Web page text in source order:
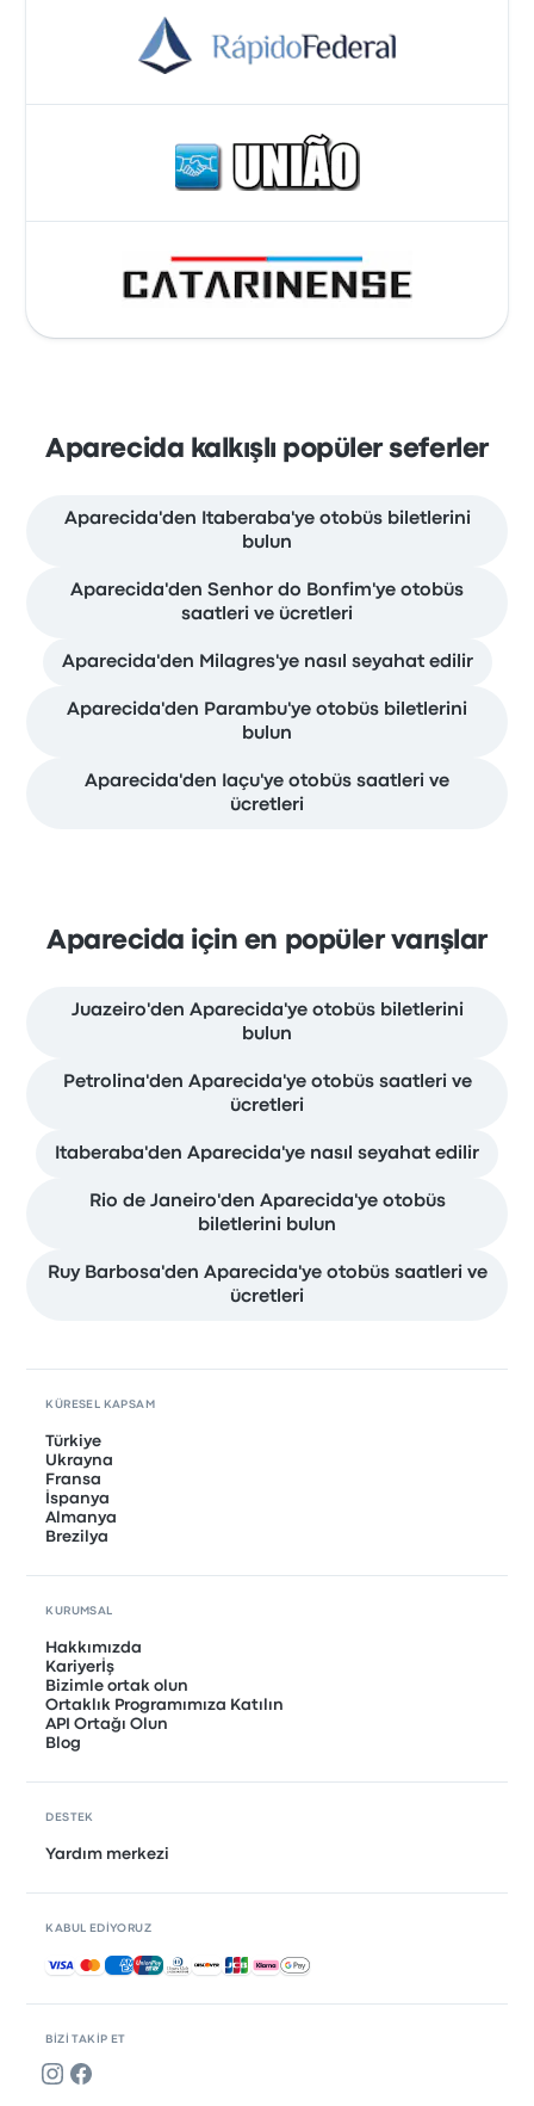
Aparecida kalkışlı popüler seferler
Aparecida'den Itaberaba'ye otobüs biletlerini
bulun
Aparecida'den Senhor do Bonfim'ye otobüs
saatleri ve ücretleri
Aparecida'den Milagres'ye nasıl seyahat edilir
Aparecida'den Parambu'ye otobüs biletlerini
bulun
Aparecida'den Iaçu'ye otobüs saatleri ve
ücretleri
Aparecida için en popüler varışlar
Juazeiro'den Aparecida'ye otobüs biletlerini
bulun
Petrolina'den Aparecida'ye otobüs saatleri ve
ücretleri
Itaberaba'den Aparecida'ye nasıl seyahat edilir
Rio de Janeiro'den Aparecida'ye otobüs
biletlerini bulun
Ruy Barbosa'den Aparecida'ye otobüs saatleri ve
ücretleri
BIZI TAKIP ET
KÜRESEL KAPSAM
Türkiye
Ukrayna
Fransa
İspanya
Almanya
Brezilya
KURUMSAL
Hakkımızda
Kariyerİş
Bizimle ortak olun
Ortaklık Programımıza Katılın
API Ortağı Olun
Blog
DESTEK
Yardım merkezi
KABUL EDIYORUZ
Kabul edilen ödemeler